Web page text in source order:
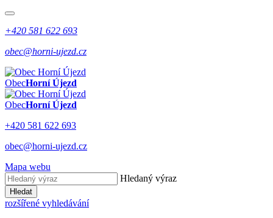
+420 581 622 693
obec@horni-ujezd.cz
ObecHorní Újezd
ObecHorní Újezd
+420 581 622 693
obec@horni-ujezd.cz
Mapa webu
Hledaný výraz
Hledat
rozšířené vyhledávání